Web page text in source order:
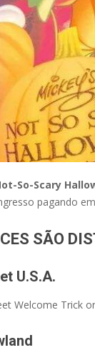
So-Scary
pagando
SÃO
U.S.A.
Welcome Trick